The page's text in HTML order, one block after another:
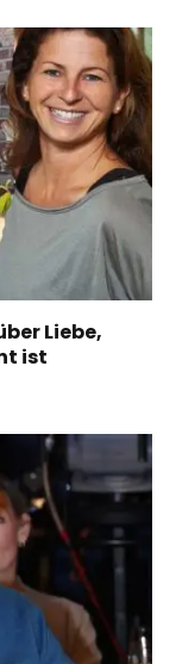
Liebe,
ist